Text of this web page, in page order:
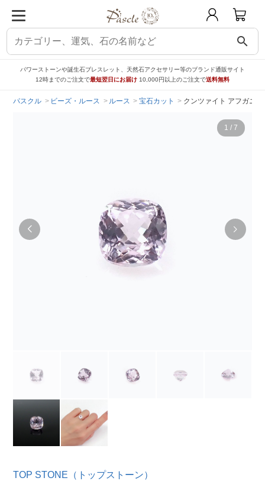
search
パワーストーンや誕生石ブレスレット、天然石アクセサリー等のブランド通販サイト
12時までのご注文で最短翌日にお届け 10,000円以上のご注文で送料無料
パスクル ビーズ・ルース ルース 宝石カット クンツァイト アフガニ
1 / 7
TOP STONE（トップストーン）